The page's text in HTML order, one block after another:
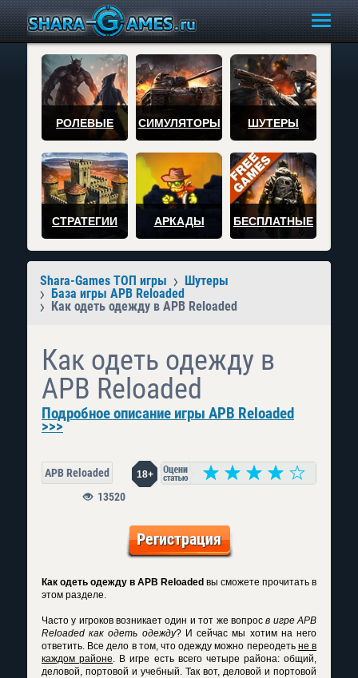
РОЛЕВЫЕ СИМУЛЯТОРЫ ШУТЕРЫ
СТРАТЕГИИ АРКАДЫ БЕСПЛАТНЫЕ
Shara-Games ТОП игры
Шутеры
База игры APB Reloaded
Как одеть одежду в APB Reloaded
Как одеть одежду в
APB Reloaded
Подробное описание игры APB Reloaded
>>>
APB Reloaded 18+
13520
Регистрация
Как одеть одежду в APB Reloaded вы сможете прочитать в
этом разделе.
Часто у игроков возникает один и тот же вопросв игре APB
Reloaded как одеть одежду? И сейчас мы хотим на него
ответить. Все дело в том, что одежду можно переодеть не в
каждом районе. В игре есть всего четыре района: общий,
деловой, портовой и учебный. Так вот, деловой и портовой